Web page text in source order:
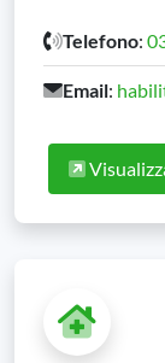
Telefono:
Email: